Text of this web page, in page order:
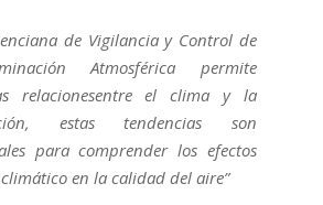
de Vigilancia y Control de
Atmosférica permite
relacionesentre el clima y la
estas tendencias son
para comprender los efectos
en la calidad del aire”